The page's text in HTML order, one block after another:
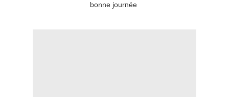
bonne journée